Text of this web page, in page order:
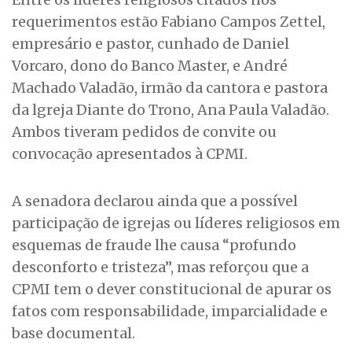
requerimentos estão Fabiano Campos Zettel,
empresário e pastor, cunhado de Daniel
Vorcaro, dono do Banco Master, e André
Machado Valadão, irmão da cantora e pastora
da lgreja Diante do Trono, Ana Paula Valadão.
Ambos tiveram pedidos de convite ou
convocação apresentados à CPMI.
A senadora declarou ainda que a possível
participação de igrejas ou líderes religiosos em
esquemas de fraude lhe causa “profundo
desconforto e tristeza”, mas reforçou que a
CPMI tem o dever constitucional de apurar os
fatos com responsabilidade, imparcialidade e
base documental.